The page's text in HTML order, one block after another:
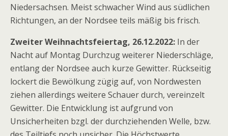
Niedersachsen. Meist schwacher Wind aus südlichen
Richtungen, an der Nordsee teils mäßig bis frisch.
Zweiter Weihnachtsfeiertag, 26.12.2022: In der
Nacht auf Montag Durchzug weiterer Niederschläge,
entlang der Nordsee auch kurze Gewitter. Rückseitig
lockert die Bewölkung zügig auf, von Nordwesten
ziehen allerdings weitere Schauer durch, vereinzelt
Gewitter. Die Entwicklung ist aufgrund von
Unsicherheiten bzgl. der durchziehenden Welle, bzw.